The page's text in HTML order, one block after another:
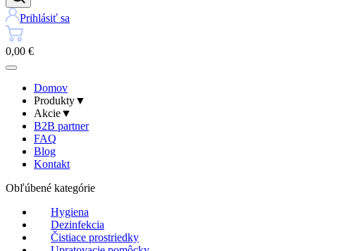
Prihlásiť sa
0,00 €
Domov
Produkty▼
Akcie▼
B2B partner
FAQ
Blog
Kontakt
Obľúbené kategórie
Hygiena
Dezinfekcia
Čistiace prostriedky